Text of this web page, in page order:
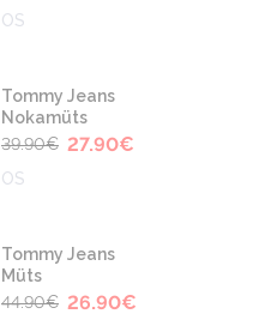
OS
Tommy Jeans
Nokamüts
39.90€ 27.90€
OS
Tommy Jeans
Müts
44.90€ 26.90€